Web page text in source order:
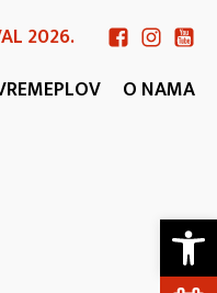
2026.
O NAMA